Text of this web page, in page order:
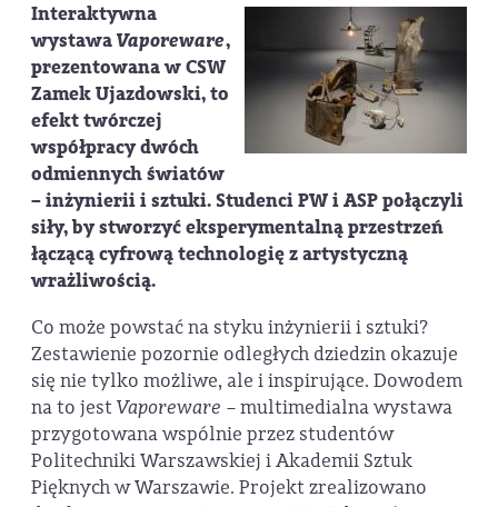
Interaktywna
wystawaVaporeware,
prezentowana w CSW
Zamek Ujazdowski, to
efekt twórczej
współpracy dwóch
odmiennych światów
– inżynierii i sztuki. Studenci PW i ASP połączyli
siły, by stworzyć eksperymentalną przestrzeń
łączącą cyfrową technologię z artystyczną
wrażliwością.
Co może powstać na styku inżynierii i sztuki?
Zestawienie pozornie odległych dziedzin okazuje
się nie tylko możliwe, ale i inspirujące. Dowodem
na to jest Vaporeware – multimedialna wystawa
przygotowana wspólnie przez studentów
Politechniki Warszawskiej i Akademii Sztuk
Pięknych w Warszawie. Projekt zrealizowano